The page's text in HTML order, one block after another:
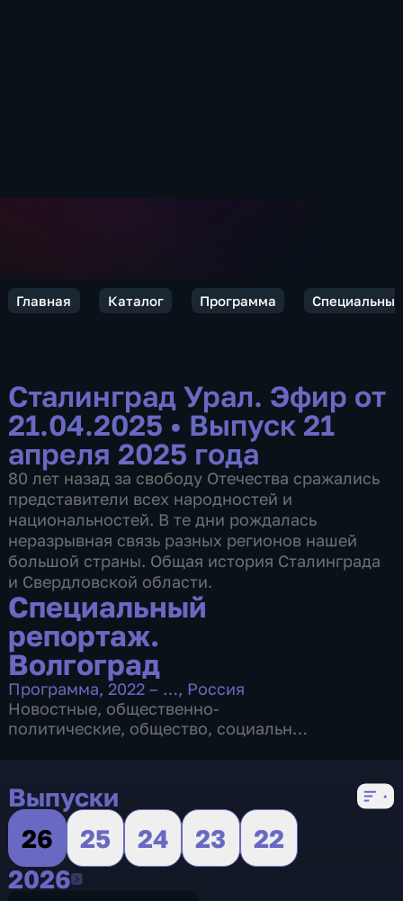
Главная Каталог Программа
Сталинград Урал. Эфир от
21.04.2025 • Выпуск 21
апреля 2025 года
80 лет назад за свободу Отечества сражались
представители всех народностей и
национальностей. В те дни рождалась
неразрывная связь разных регионов нашей
большой страны. Общая история Сталинграда
и Свердловской области.
Специальный
репортаж.
Волгоград
Программа,2022 – …, Россия
Новостные, общественно-
политические, общество, социально-
5 сезонов, 178 выпусков
Выпуски
26
25 24 23
22
20262026